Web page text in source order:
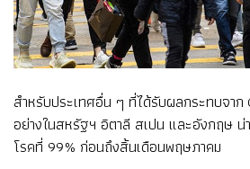
สำหรับประเทศอื่น ๆ ที่ได้รับผลกระทบจาก
อย่างในสหรัฐฯ อิตาลี สเปน และอังกฤษ
โรคที่ 99% ก่อนถึงสิ้นเดือนพฤษภาคม